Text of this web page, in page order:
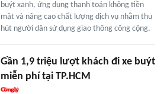
buýt xanh, ứng dụng thanh toán không tiền
mặt và nâng cao chất lượng dịch vụ nhằm thu
hút người dân sử dụng giao thông công cộng.
Gần 1,9 triệu lượt khách đi xe buýt
miễn phí tại TP.HCM